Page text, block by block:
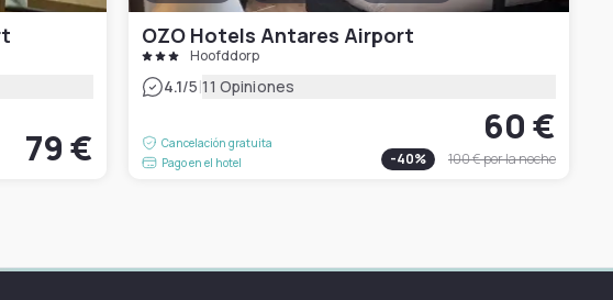
79 €
OZO Hotels Antares Airport
Hoofddorp
4.1/5|11 Opiniones
Cancelación gratuita
Pago en el hotel
60 €
-40% 100 €por la noche